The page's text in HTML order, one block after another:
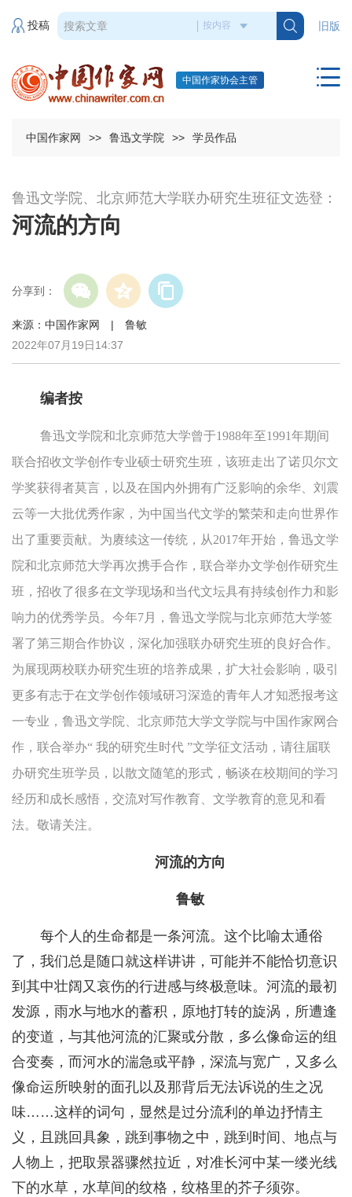
旧版
投稿
中国作家协会主管
中国作家网 >> 鲁迅文学院 >> 学员作品
鲁迅文学院、北京师范大学联办研究生班征文选登：
河流的方向
分享到：
来源：中国作家网 | 鲁敏
2022年07月19日14:37
编者按
鲁迅文学院和北京师范大学曾于1988年至1991年期间
联合招收文学创作专业硕士研究生班，该班走出了诺贝尔文
学奖获得者莫言，以及在国内外拥有广泛影响的余华、刘震
云等一大批优秀作家，为中国当代文学的繁荣和走向世界作
出了重要贡献。为赓续这一传统，从2017年开始，鲁迅文学
院和北京师范大学再次携手合作，联合举办文学创作研究生
班，招收了很多在文学现场和当代文坛具有持续创作力和影
响力的优秀学员。今年7月，鲁迅文学院与北京师范大学签
署了第三期合作协议，深化加强联办研究生班的良好合作。
为展现两校联办研究生班的培养成果，扩大社会影响，吸引
更多有志于在文学创作领域研习深造的青年人才知悉报考这
一专业，鲁迅文学院、北京师范大学文学院与中国作家网合
作，联合举办“ 我的研究生时代 ”文学征文活动，请往届联
办研究生班学员，以散文随笔的形式，畅谈在校期间的学习
经历和成长感悟，交流对写作教育、文学教育的意见和看
法。敬请关注。
河流的方向
鲁敏
每个人的生命都是一条河流。这个比喻太通俗
了，我们总是随口就这样讲讲，可能并不能恰切意识
到其中壮阔又哀伤的行进感与终极意味。河流的最初
发源，雨水与地水的蓄积，原地打转的旋涡，所遭逢
的变道，与其他河流的汇聚或分散，多么像命运的组
合变奏，而河水的湍急或平静，深流与宽广，又多么
像命运所映射的面孔以及那背后无法诉说的生之况
味……这样的词句，显然是过分流利的单边抒情主
义，且跳回具象，跳到事物之中，跳到时间、地点与
人物上，把取景器骤然拉近，对准长河中某一缕光线
下的水草，水草间的纹格，纹格里的芥子须弥。